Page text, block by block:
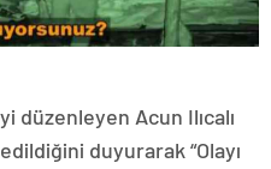
düzenleyen Acun Ilıcalı
duyurarak “Olayı